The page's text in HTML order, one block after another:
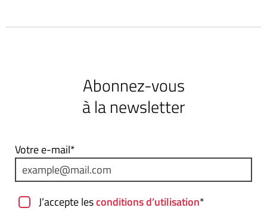
Abonnez-vous
à la newsletter
Votre e-mail*
J’accepte lesconditions d’utilisation*